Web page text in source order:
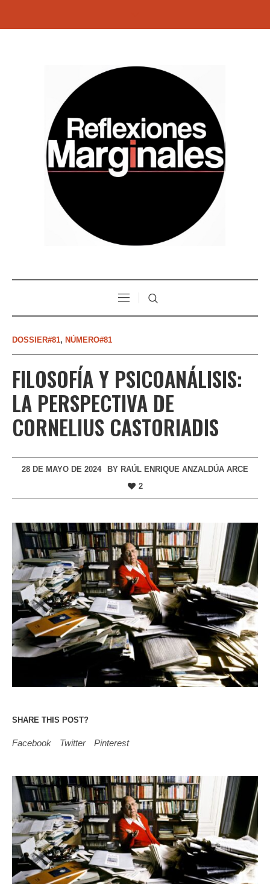
DOSSIER#81, NÚMERO#81
FILOSOFÍA Y PSICOANÁLISIS:
LA PERSPECTIVA DE
CORNELIUS CASTORIADIS
28 DE MAYO DE 2024 BY RAÚL ENRIQUE ANZALDÚA ARCE
2
SHARE THIS POST?
Facebook Twitter Pinterest